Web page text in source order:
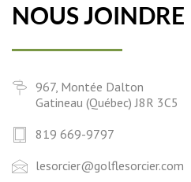
NOUS JOINDRE
967, Montée Dalton
Gatineau (Québec) J8R 3C5
819 669-9797
lesorcier@golflesorcier.com